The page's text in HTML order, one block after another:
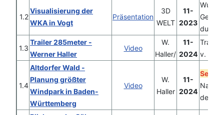
1.2
Visualisierung der
WKA in Vogt
Präsentation
3D
WELT
11-
2023
Wurde
1.3
Trailer 285meter -
Werner Haller
Video
W.
Haller/
11-
2024
Trailer
v.
1.4
Altdorfer Wald -
Planung größter
Windpark in Baden-
Württemberg
Video
W.
Haller
11-
2024
deren